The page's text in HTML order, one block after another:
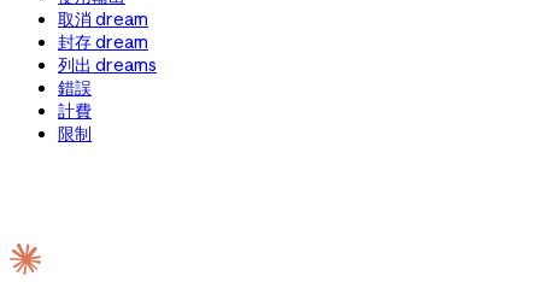
取消 dream
封存 dream
列出 dreams
錯誤
計費
限制